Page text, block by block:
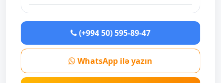
(+994 50) 595-89-47
WhatsApp ilə yazın